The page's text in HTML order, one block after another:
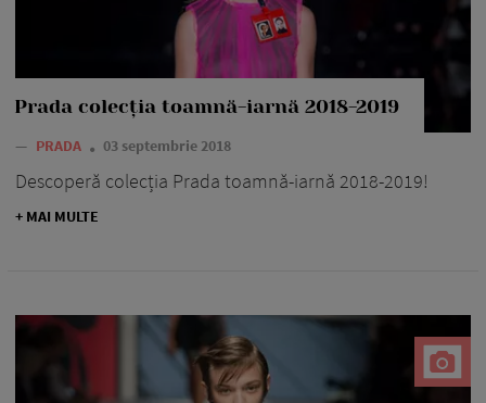
Prada colecția toamnă-iarnă 2018-2019
— PRADA 03 septembrie 2018
Descoperă colecția Prada toamnă-iarnă 2018-2019!
+ MAI MULTE